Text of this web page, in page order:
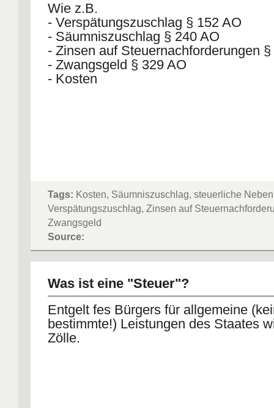
Wie z.B.
- Verspätungszuschlag § 152 AO
- Säumniszuschlag § 240 AO
- Zinsen auf Steuernachforderungen
- Zwangsgeld § 329 AO
- Kosten
Tags: Kosten, Säumniszuschlag, steuerliche
Verspätungszuschlag, Zinsen auf
Zwangsgeld
Source:
Was ist eine "Steuer"?
Entgelt fes Bürgers für allgemeine
bestimmte!) Leistungen des Staates
Zölle.